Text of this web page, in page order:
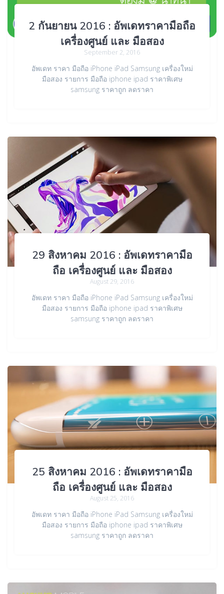
2 กันยายน 2016 : อัพเดทราคามือถือ
เครื่องศูนย์ และ มือสอง
September 2, 2016
อัพเดท ราคา มือถือ iPhone iPad Samsung เครื่องใหม่
มือสอง รายการ มือถือ iphone ipad ราคาพิเศษ
samsung ราคาถูก ลดราคา
29 สิงหาคม 2016 : อัพเดทราคามือ
ถือ เครื่องศูนย์ และ มือสอง
August 29, 2016
อัพเดท ราคา มือถือ iPhone iPad Samsung เครื่องใหม่
มือสอง รายการ มือถือ iphone ipad ราคาพิเศษ
samsung ราคาถูก ลดราคา
25 สิงหาคม 2016 : อัพเดทราคามือ
ถือ เครื่องศูนย์ และ มือสอง
August 25, 2016
อัพเดท ราคา มือถือ iPhone iPad Samsung เครื่องใหม่
มือสอง รายการ มือถือ iphone ipad ราคาพิเศษ
samsung ราคาถูก ลดราคา